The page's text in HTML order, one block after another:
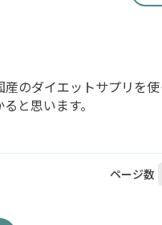
のダイエットサプリを
と思います。
ページ数